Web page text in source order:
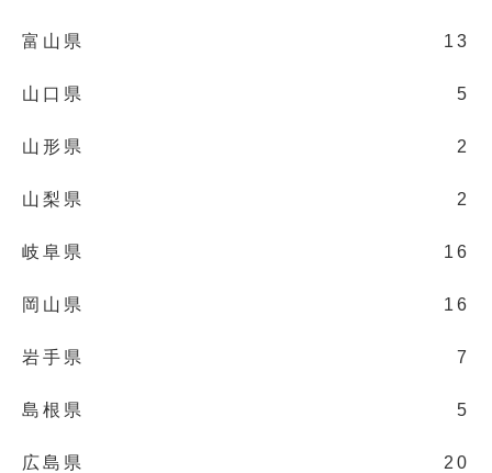
富山県 13
山口県 5
山形県 2
山梨県 2
岐阜県 16
岡山県 16
岩手県 7
島根県 5
広島県 20